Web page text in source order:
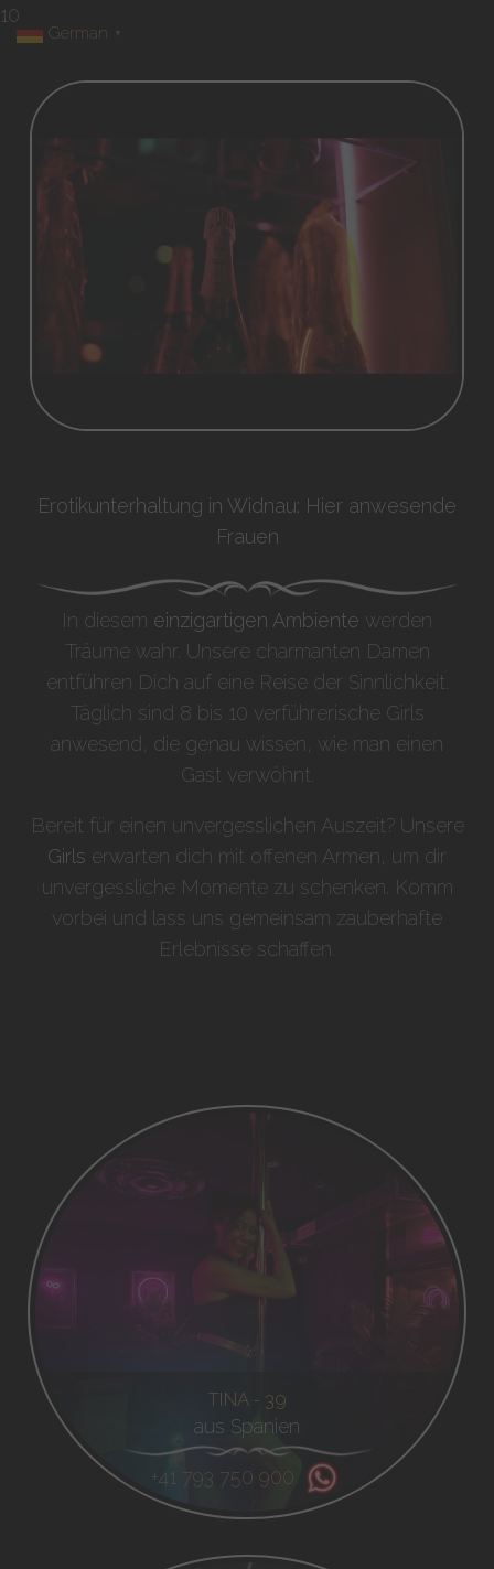
10
Erotikunterhaltung in Widnau: Hier anwesende
Frauen
In diesem einzigartigen Ambiente werden
Träume wahr. Unsere charmanten Damen
entführen Dich auf eine Reise der Sinnlichkeit.
Täglich sind 8 bis 10 verführerische Girls
anwesend, die genau wissen, wie man einen
Gast verwöhnt.
Bereit für einen unvergesslichen Auszeit? Unsere
Girls erwarten dich mit offenen Armen, um dir
unvergessliche Momente zu schenken. Komm
vorbei und lass uns gemeinsam zauberhafte
Erlebnisse schaffen.
TINA - 39
aus Spanien
+41 793 750 900
German